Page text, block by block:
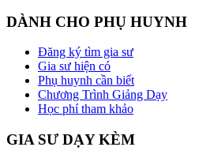
DÀNH CHO PHỤ HUYNH
Đăng ký tìm gia sư
Gia sư hiện có
Phụ huynh cần biết
Chương Trình Giảng Dạy
Học phí tham khảo
GIA SƯ DẠY KÈM